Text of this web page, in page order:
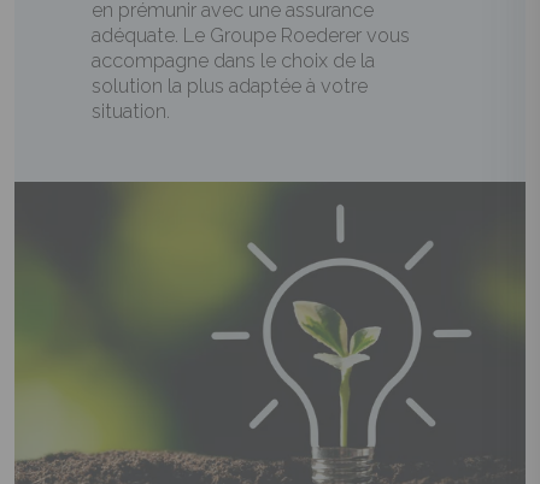
en prémunir avec une assurance
adéquate. Le Groupe Roederer vous
accompagne dans le choix de la
solution la plus adaptée à votre
situation.